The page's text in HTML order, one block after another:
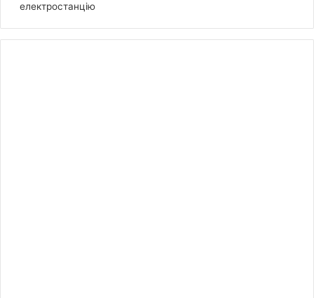
електростанцію